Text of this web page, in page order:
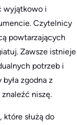
wyjątkowo i
Czytelnicy
powtarzających
Zawsze istnieje
potrzeb i
zgodna z
niszę.
służą do